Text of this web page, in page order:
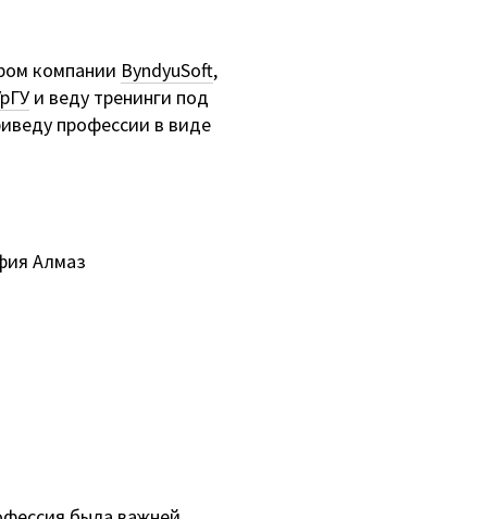
компании ByndyuSoft,
и веду тренинги под
профессии в виде
Алмаз